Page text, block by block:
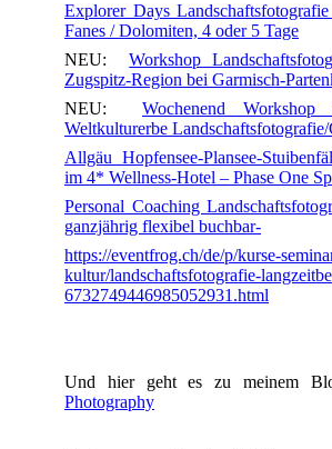
Explorer Days
Fanes / Dolomiten, 4 oder 5 Tage
NEU:Workshop
Zugspitz-Region bei Garmisch-
NEU: Wochenend
Weltkulturerbe
Allgäu Hopfensee-Plansee-
im 4* Wellness-Hotel – Phase One
Personal Coaching
ganzjährig flexibel buchbar-
https://eventfrog.ch/de/p/kurse-
kultur/landschaftsfotografie-
6732749446985052931.html
Und hier geht es zu meinem
Photography